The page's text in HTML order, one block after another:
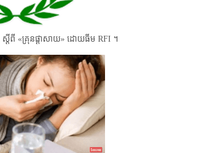
ស្ដីពី «គ្រុនផ្ដាសាយ» ដោយធីម RFI ។